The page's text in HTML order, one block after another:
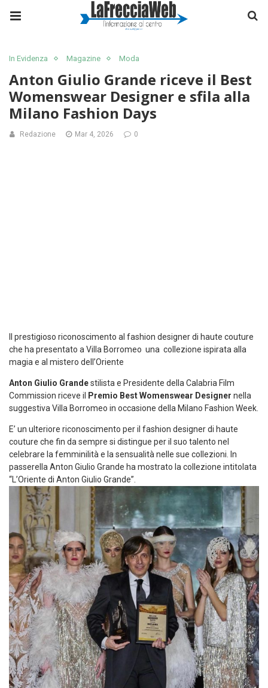
In Evidenza Magazine Moda
Anton Giulio Grande riceve il Best
Womenswear Designer e sfila alla
Milano Fashion Days
Redazione Mar 4, 2026 0
Il prestigioso riconoscimento al fashion designer di haute couture
che ha presentato a Villa Borromeo una collezione ispirata alla
magia e al mistero dell’Oriente
Anton Giulio Grandestilista e Presidente della Calabria Film
Commission riceve il
Premio Best Womenswear Designer nella
suggestiva Villa Borromeo in occasione della Milano Fashion Week.
E’ un ulteriore riconoscimento per il fashion designer di haute
couture che fin da sempre si distingue per il suo talento nel
celebrare la femminilità e la sensualità nelle sue collezioni. In
passerella Anton Giulio Grande ha mostrato la collezione intitolata
“L’Oriente di Anton Giulio Grande”.